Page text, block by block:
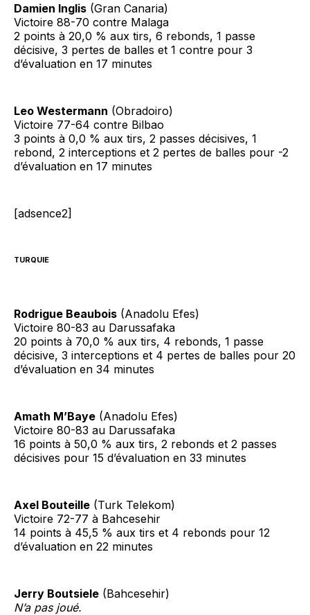
Damien Inglis (Gran Canaria)
Victoire 88-70 contre Malaga
2 points à 20,0 % aux tirs, 6 rebonds, 1 passe
décisive, 3 pertes de balles et 1 contre pour 3
d’évaluation en 17 minutes
Leo Westermann (Obradoiro)
Victoire 77-64 contre Bilbao
3 points à 0,0 % aux tirs, 2 passes décisives, 1
rebond, 2 interceptions et 2 pertes de balles pour -2
d’évaluation en 17 minutes
[adsence2]
TURQUIE
Rodrigue Beaubois (Anadolu Efes)
Victoire 80-83 au Darussafaka
20 points à 70,0 % aux tirs, 4 rebonds, 1 passe
décisive, 3 interceptions et 4 pertes de balles pour 20
d’évaluation en 34 minutes
Amath M’Baye (Anadolu Efes)
Victoire 80-83 au Darussafaka
16 points à 50,0 % aux tirs, 2 rebonds et 2 passes
décisives pour 15 d’évaluation en 33 minutes
Axel Bouteille (Turk Telekom)
Victoire 72-77 à Bahcesehir
14 points à 45,5 % aux tirs et 4 rebonds pour 12
d’évaluation en 22 minutes
Jerry Boutsiele (Bahcesehir)
N’a pas joué.